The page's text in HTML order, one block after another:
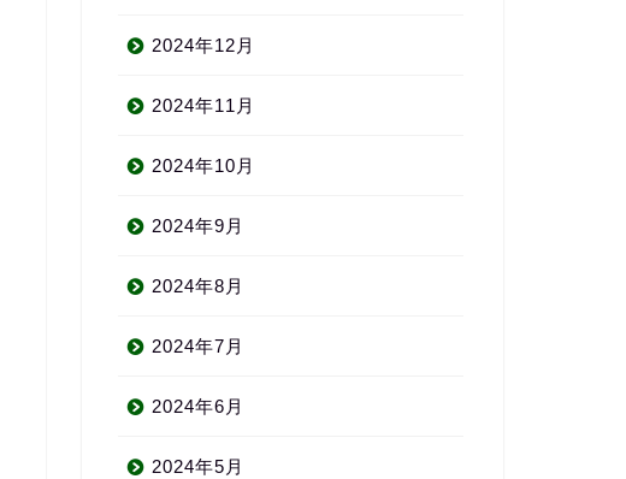
2024年12月
2024年11月
2024年10月
2024年9月
2024年8月
2024年7月
2024年6月
2024年5月